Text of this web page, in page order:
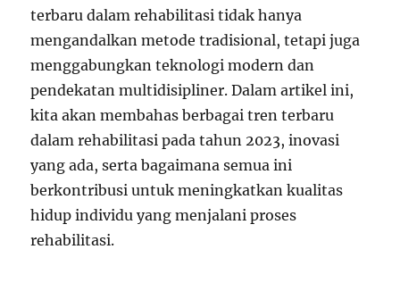
terbaru dalam rehabilitasi tidak hanya
mengandalkan metode tradisional, tetapi juga
menggabungkan teknologi modern dan
pendekatan multidisipliner. Dalam artikel ini,
kita akan membahas berbagai tren terbaru
dalam rehabilitasi pada tahun 2023, inovasi
yang ada, serta bagaimana semua ini
berkontribusi untuk meningkatkan kualitas
hidup individu yang menjalani proses
rehabilitasi.